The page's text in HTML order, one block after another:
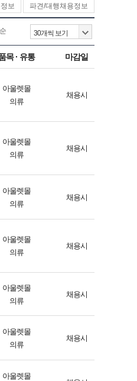
보 파견/대행채용정보
목 · 유통 마감일
아울렛몰
의류
채용시
아울렛몰
의류
채용시
아울렛몰
의류
채용시
아울렛몰
의류
채용시
아울렛몰
의류
채용시
아울렛몰
의류
채용시
아울렛몰